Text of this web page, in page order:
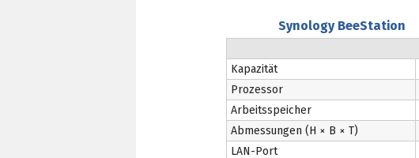
Synology BeeStation
Kapazität
Prozessor
Arbeitsspeicher
Abmessungen (H × B × T)
LAN-Port